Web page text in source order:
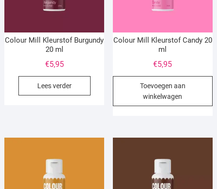
Colour Mill Kleurstof Burgundy
20 ml
€5,95
Lees verder
Colour Mill Kleurstof Candy 20
ml
€5,95
Toevoegen aan
winkelwagen